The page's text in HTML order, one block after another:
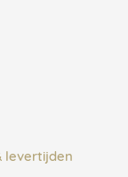
levertijden